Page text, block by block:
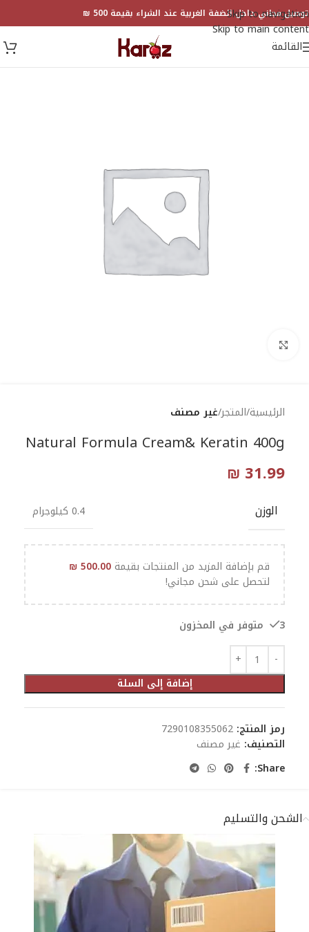
Skip to navigation
Skip to main content
توصيل مجاني داخل الضفة الغربية عند الشراء بقيمة 500 ₪
القائمة
الرئيسية المتجر غير مصنف
Natural Formula Cream& Keratin 400g
₪ 31.99
الوزن 0.4 كيلوجرام
قم بإضافة المزيد من المنتجات بقيمة ₪500.00
لتحصل على شحن مجاني!
3 متوفر في المخزون
إضافة إلى السلة
رمز المنتج: 7290108355062
التصنيف: غير مصنف
Share:
الشحن والتسليم